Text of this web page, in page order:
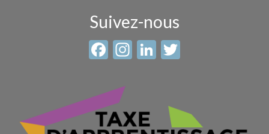
Suivez-nous
Facebook
Instagram
LinkedIn